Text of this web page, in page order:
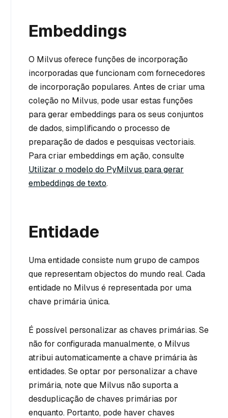
Embeddings
O Milvus oferece funções de incorporação
incorporadas que funcionam com fornecedores
de incorporação populares. Antes de criar uma
coleção no Milvus, pode usar estas funções
para gerar embeddings para os seus conjuntos
de dados, simplificando o processo de
preparação de dados e pesquisas vectoriais.
Para criar embeddings em ação, consulte
Utilizar o modelo do PyMilvus para gerar
embeddings de texto.
Entidade
Uma entidade consiste num grupo de campos
que representam objectos do mundo real. Cada
entidade no Milvus é representada por uma
chave primária única.
É possível personalizar as chaves primárias. Se
não for configurada manualmente, o Milvus
atribui automaticamente a chave primária às
entidades. Se optar por personalizar a chave
primária, note que Milvus não suporta a
desduplicação de chaves primárias por
enquanto. Portanto, pode haver chaves